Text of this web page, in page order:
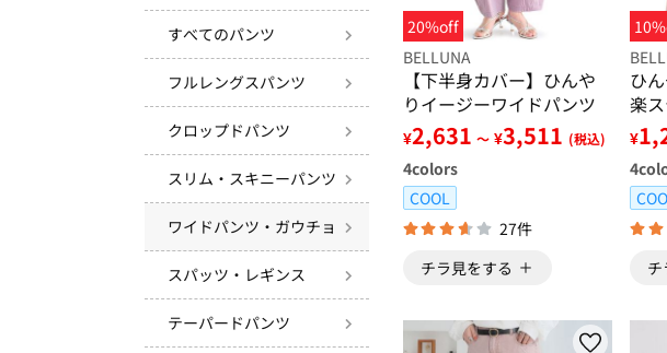
すべてのパンツ
フルレングスパンツ
クロップドパンツ
スリム・スキニーパンツ
ワイドパンツ・ガウチョ
スパッツ・レギンス
テーパードパンツ
20%off
BELLUNA
【下半身カバー】ひんや
りイージーワイドパンツ
¥2,631 ～ ¥3,511 (税込)
4colors
COOL
27件
チラ見をする
ひ
楽
¥
4
チ